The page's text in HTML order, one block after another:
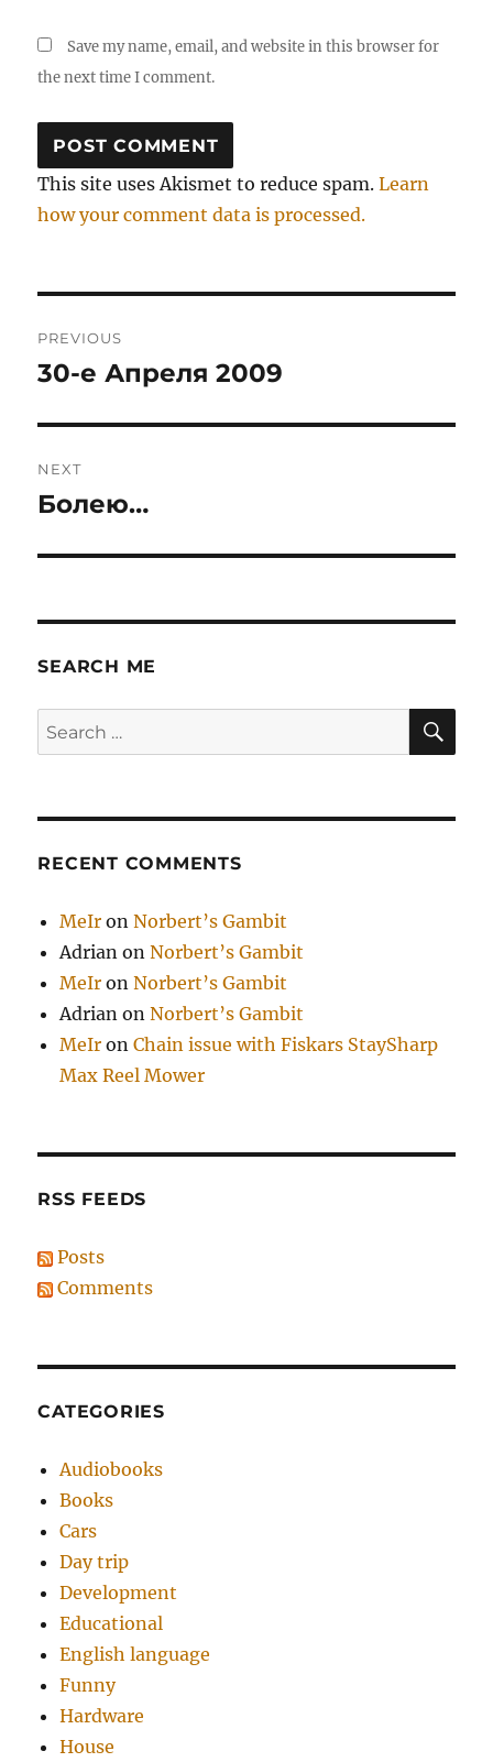
Save my name, email, and website in this browser for
the next time I comment.
This site uses Akismet to reduce spam.Learn
how your comment data is processed.
navigation
PREVIOUS
Previous
30-е Апреля 2009
NEXT
Next
Болею…
SEARCH ME
Search
for:
RECENT COMMENTS
MeIr onNorbert’s Gambit
Adrian onNorbert’s Gambit
MeIr onNorbert’s Gambit
Adrian onNorbert’s Gambit
MeIr onChain issue with Fiskars StaySharp
Max Reel Mower
RSS FEEDS
Posts
Comments
CATEGORIES
Audiobooks
Books
Cars
Day trip
Development
Educational
English language
Funny
Hardware
House